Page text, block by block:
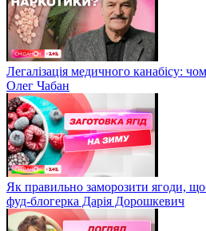
Легалізація медичного канабісу:
Олег Чабан
Як правильно заморозити ягоди,
фуд-блогерка Дарія Дорошкевич